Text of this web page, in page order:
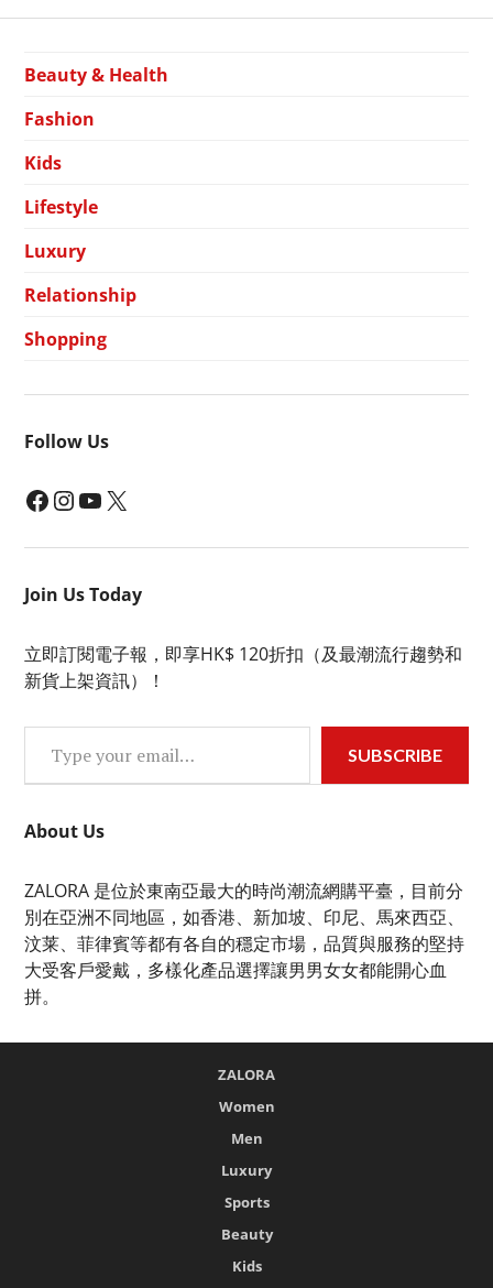
Beauty & Health
Fashion
Kids
Lifestyle
Luxury
Relationship
Shopping
Follow Us
Facebook InstagramYouTube X
Join Us Today
立即訂閱電子報，即享HK$ 120折扣（及最潮流行趨勢和
新貨上架資訊）！
Type your email…
SUBSCRIBE
About Us
ZALORA 是位於東南亞最大的時尚潮流網購平臺，目前分
別在亞洲不同地區，如香港、新加坡、印尼、馬來西亞、
汶莱、菲律賓等都有各自的穩定市場，品質與服務的堅持
大受客戶愛戴，多樣化產品選擇讓男男女女都能開心血
拼。
ZALORA
Women
Men
Luxury
Sports
Beauty
Kids